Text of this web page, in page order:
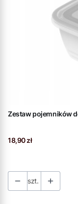
Zestaw pojemników
Cena
18,90 zł
szt.